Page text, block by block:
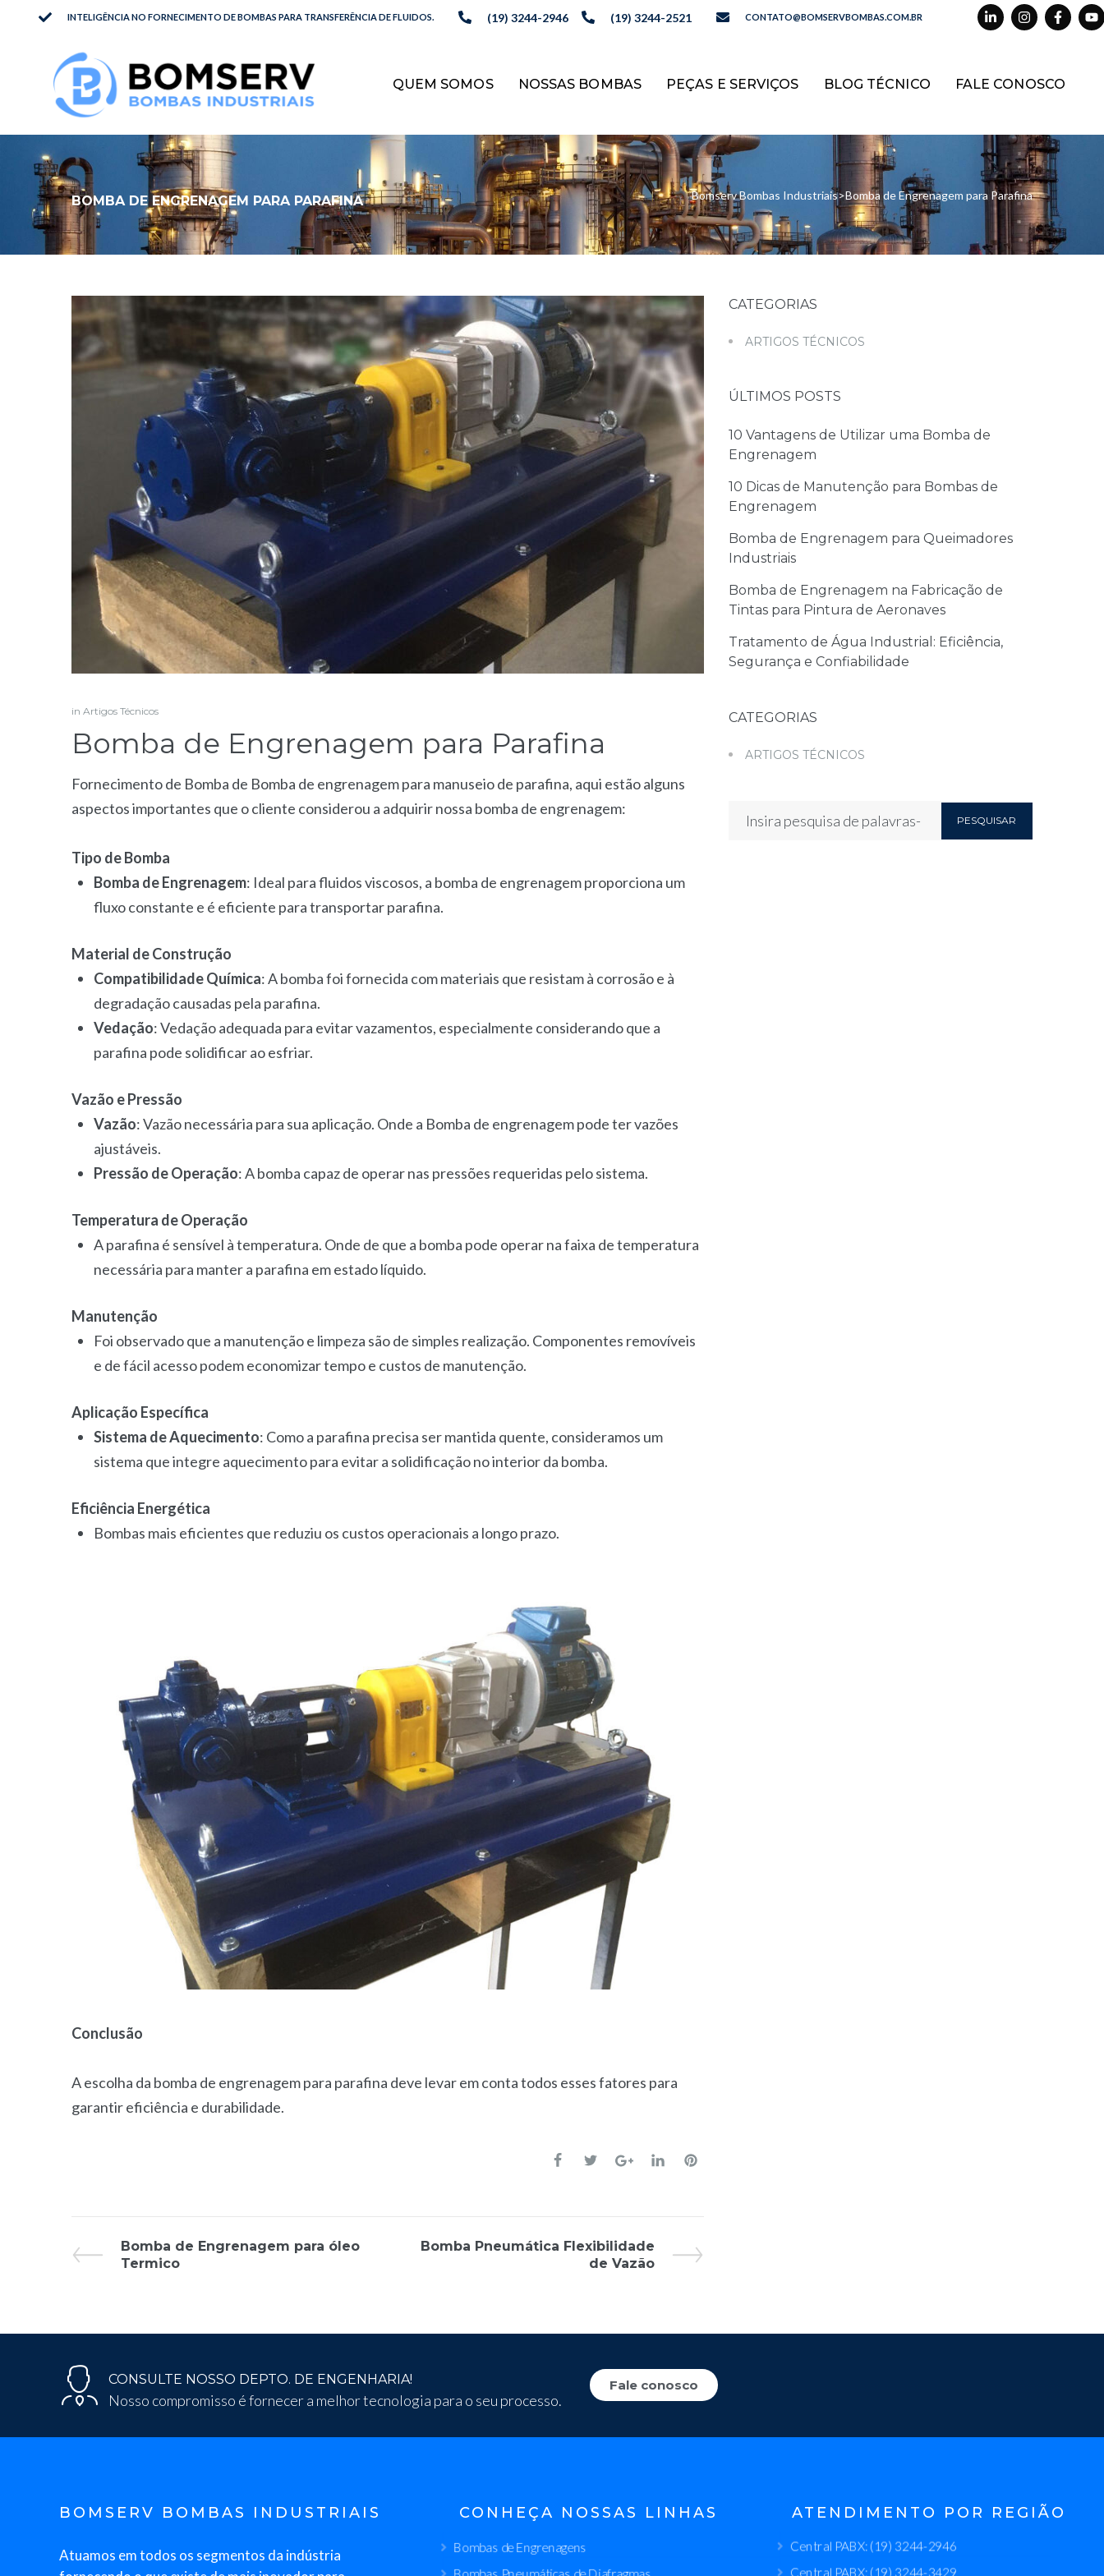
INTELIGÊNCIA NO FORNECIMENTO DE BOMBAS PARA TRANSFERÊNCIA DE FLUIDOS. (19) 3244-2946 (19) 3244-2521 CONTATO@BOMSERVBOMBAS.COM.BR
QUEM SOMOS NOSSAS BOMBAS PEÇAS E SERVIÇOS BLOG TÉCNICO FALE CONOSCO
BOMBA DE ENGRENAGEM PARA PARAFINA Bomserv Bombas Industriais>Bomba de Engrenagem para Parafina
in Artigos Técnicos
Bomba de Engrenagem para Parafina
Fornecimento de Bomba de Bomba de engrenagem para manuseio de parafina, aqui estão alguns
aspectos importantes que o cliente considerou a adquirir nossa bomba de engrenagem:
Tipo de Bomba
Bomba de Engrenagem: Ideal para fluidos viscosos, a bomba de engrenagem proporciona um
fluxo constante e é eficiente para transportar parafina.
Material de Construção
Compatibilidade Química: A bomba foi fornecida com materiais que resistam à corrosão e à
degradação causadas pela parafina.
Vedação: Vedação adequada para evitar vazamentos, especialmente considerando que a
parafina pode solidificar ao esfriar.
Vazão e Pressão
Vazão: Vazão necessária para sua aplicação. Onde a Bomba de engrenagem pode ter vazões
ajustáveis.
Pressão de Operação: A bomba capaz de operar nas pressões requeridas pelo sistema.
Temperatura de Operação
A parafina é sensível à temperatura. Onde de que a bomba pode operar na faixa de temperatura
necessária para manter a parafina em estado líquido.
Manutenção
Foi observado que a manutenção e limpeza são de simples realização. Componentes removíveis
e de fácil acesso podem economizar tempo e custos de manutenção.
Aplicação Específica
Sistema de Aquecimento: Como a parafina precisa ser mantida quente, consideramos um
sistema que integre aquecimento para evitar a solidificação no interior da bomba.
Eficiência Energética
Bombas mais eficientes que reduziu os custos operacionais a longo prazo.
Conclusão
A escolha da bomba de engrenagem para parafina deve levar em conta todos esses fatores para
garantir eficiência e durabilidade.
Bomba de Engrenagem para óleo
Termico
Bomba Pneumática Flexibilidade
de Vazão
CATEGORIAS
ARTIGOS TÉCNICOS
ÚLTIMOS POSTS
10 Vantagens de Utilizar uma Bomba de
Engrenagem
10 Dicas de Manutenção para Bombas de
Engrenagem
Bomba de Engrenagem para Queimadores
Industriais
Bomba de Engrenagem na Fabricação de
Tintas para Pintura de Aeronaves
Tratamento de Água Industrial: Eficiência,
Segurança e Confiabilidade
CATEGORIAS
ARTIGOS TÉCNICOS
PESQUISAR
CONSULTE NOSSO DEPTO. DE ENGENHARIA!
Nosso compromisso é fornecer a melhor tecnologia para o seu processo.
Fale conosco
BOMSERV BOMBAS INDUSTRIAIS
Atuamos em todos os segmentos da indústria
CONHEÇA NOSSAS LINHAS
Bombas de Engrenagens
ATENDIMENTO POR REGIÃO
Central PABX: (19) 3244-2946
Central PABX: (19) 3244-3429